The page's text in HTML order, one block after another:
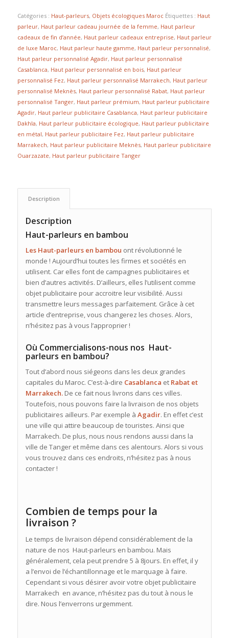
Catégories : Haut-parleurs, Objets écologiques Maroc Étiquettes : Haut
parleur, Haut parleur cadeau journée de la femme, Haut parleur
cadeaux de fin d’année, Haut parleur cadeaux entreprise, Haut parleur
de luxe Maroc, Haut parleur haute gamme, Haut parleur personnalisé,
Haut parleur personnalisé Agadir, Haut parleur personnalisé
Casablanca, Haut parleur personnalisé en bois, Haut parleur
personnalisé Fez, Haut parleur personnalisé Marrakech, Haut parleur
personnalisé Meknès, Haut parleur personnalisé Rabat, Haut parleur
personnalisé Tanger, Haut parleur prémium, Haut parleur publicitaire
Agadir, Haut parleur publicitaire Casablanca, Haut parleur publicitaire
Dakhla, Haut parleur publicitaire écologique, Haut parleur publicitaire
en métal, Haut parleur publicitaire Fez, Haut parleur publicitaire
Marrakech, Haut parleur publicitaire Meknès, Haut parleur publicitaire
Ouarzazate, Haut parleur publicitaire Tanger
Description
Description
Haut-parleurs en bambou
Les Haut-parleurs en bambou ont révolutionné le
monde ! Aujourd’hui toutes les firmes et sociétés en
utilisent. Car elles font de campagnes publicitaires et
bien d’autres activités. D’ailleurs, elles l’utilisent comme
objet publicitaire pour accroitre leur visibilité. Aussi
transmettre leurs messages parfaitement. Grâce à cet
article d’entreprise, vous changerez les choses. Alors,
n’hésitez pas à vous l’approprier !
Où Commercialisons-nous nos Haut-
parleurs en bambou?
Tout d’abord nous siégeons dans les deux grandes
capitales du Maroc. C’est-à-dire Casablanca et Rabat et
Marrakech.De ce fait nous livrons dans ces villes.
Toutefois, nous pouvons faire la livraison de nos objets
publicitaires ailleurs. Par exemple à Agadir. En effet c’est
une ville qui attire beaucoup de touristes. Ainsi que
Marrakech. De plus, nous nous rendons aussi dans la
ville de Tanger et même dans ces alentours. Alors si vous
vous trouvez dans ces endroits, n’hésitez pas à nous
contacter !
Combien de temps pour la
livraison ?
Le temps de livraison dépend considérablement de la
nature de nos Haut-parleurs en bambou. Mais
généralement, cela peut prendre 5 à 8jours. En effet, il y
a l’envoi de l’échantillonnage et le marquage à faire.
Cependant si vous désirer avoir votre objet publicitaire
Marrakech en avance, n’hésitez pas du tout à nous le
dire. Nous l’enverrons urgemment.